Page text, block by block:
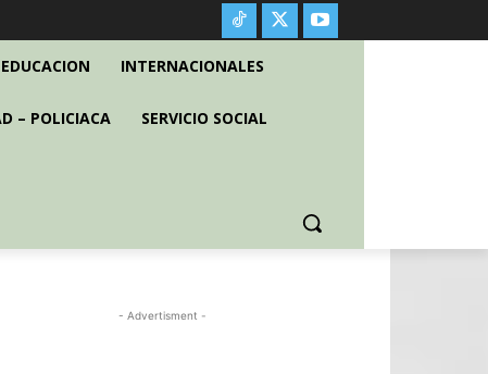
EDUCACION INTERNACIONALES
– POLICIACA SERVICIO SOCIAL
- Advertisment -